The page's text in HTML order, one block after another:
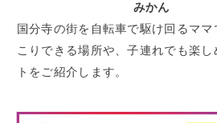
みかん
国分寺の街を自転車で駆け回るママ
こりできる場所や、子連れでも楽し
トをご紹介します。